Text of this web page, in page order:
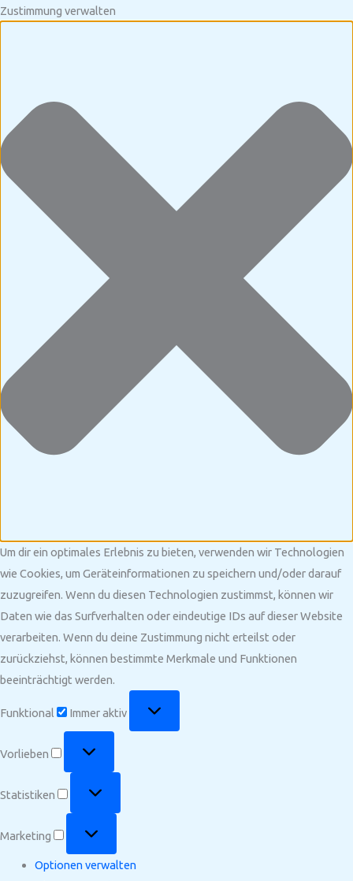
Zustimmung verwalten
Um dir ein optimales Erlebnis zu bieten, verwenden wir Technologien
wie Cookies, um Geräteinformationen zu speichern und/oder darauf
zuzugreifen. Wenn du diesen Technologien zustimmst, können wir
Daten wie das Surfverhalten oder eindeutige IDs auf dieser Website
verarbeiten. Wenn du deine Zustimmung nicht erteilst oder
zurückziehst, können bestimmte Merkmale und Funktionen
beeinträchtigt werden.
Funktional
Immer aktiv
Vorlieben
Statistiken
Marketing
Optionen verwalten